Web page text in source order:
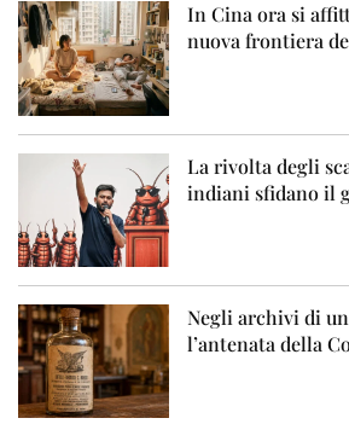
In Cina ora si
nuova frontiera
La rivolta degli
indiani sfidano il
Negli archivi di
l’antenata della